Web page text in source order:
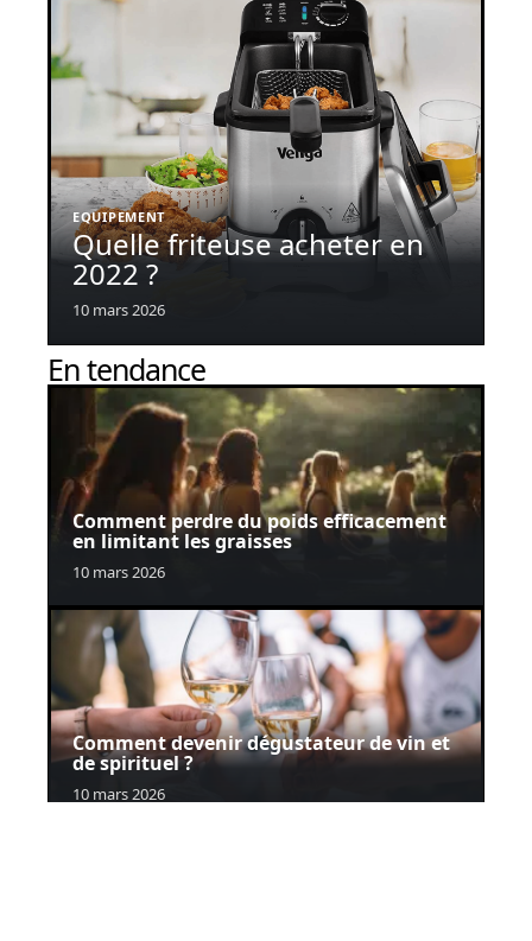
EQUIPEMENT
Quelle friteuse acheter en
2022 ?
10 mars 2026
En tendance
Comment perdre du poids efficacement
en limitant les graisses
10 mars 2026
Comment devenir dégustateur de vin et
de spirituel ?
10 mars 2026